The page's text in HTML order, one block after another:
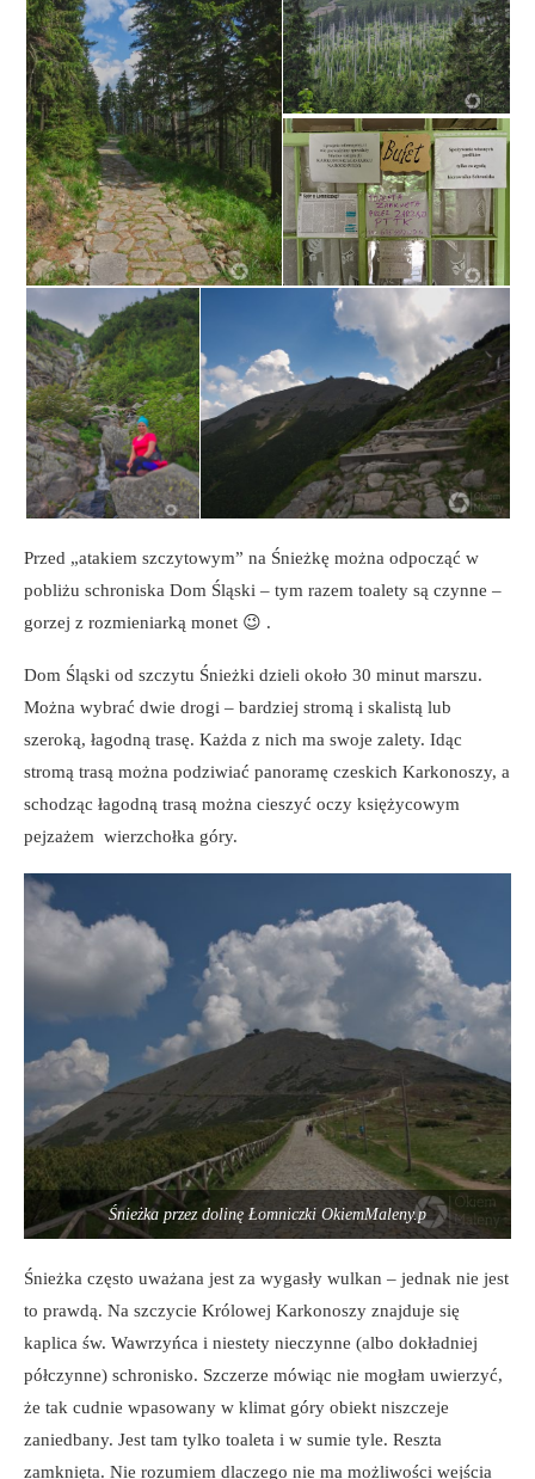
Przed „atakiem szczytowym” na Śnieżkę można odpocząć w
pobliżu schroniska Dom Śląski – tym razem toalety są czynne –
gorzej z rozmieniarką monet 😉 .
Dom Śląski od szczytu Śnieżki dzieli około 30 minut marszu.
Można wybrać dwie drogi – bardziej stromą i skalistą lub
szeroką, łagodną trasę. Każda z nich ma swoje zalety. Idąc
stromą trasą można podziwiać panoramę czeskich Karkonoszy, a
schodząc łagodną trasą można cieszyć oczy księżycowym
pejzażem wierzchołka góry.
Śnieżka przez dolinę Łomniczki OkiemMaleny.p
Śnieżka często uważana jest za wygasły wulkan – jednak nie jest
to prawdą. Na szczycie Królowej Karkonoszy znajduje się
kaplica św. Wawrzyńca i niestety nieczynne (albo dokładniej
półczynne) schronisko. Szczerze mówiąc nie mogłam uwierzyć,
że tak cudnie wpasowany w klimat góry obiekt niszczeje
zaniedbany. Jest tam tylko toaleta i w sumie tyle. Reszta
zamknięta. Nie rozumiem dlaczego nie ma możliwości wejścia